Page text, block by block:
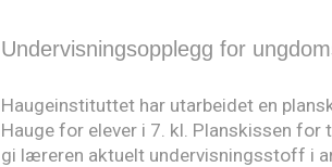
Undervisningsopplegg for
Haugeinstituttet har utarbeidet en
Hauge for elever i 7. kl. Planskissen for
gi læreren aktuelt undervisningsstoff i